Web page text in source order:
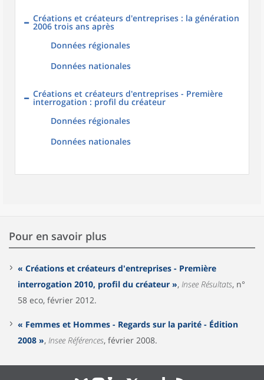
Créations et créateurs d'entreprises : la génération
2006 trois ans après
Données régionales
Données nationales
Créations et créateurs d'entreprises - Première
interrogation : profil du créateur
Données régionales
Données nationales
Pour en savoir plus
« Créations et créateurs d'entreprises - Première
interrogation 2010, profil du créateur », Insee Résultats, n°
58 eco, février 2012.
« Femmes et Hommes - Regards sur la parité - Édition
2008 », Insee Références, février 2008.